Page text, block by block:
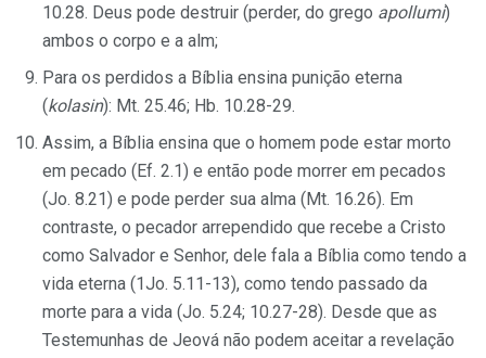
10.28. Deus pode destruir (perder, do grego apollumi)
ambos o corpo e a alm;
Para os perdidos a Bíblia ensina punição eterna
(kolasin): Mt. 25.46; Hb. 10.28-29.
Assim, a Bíblia ensina que o homem pode estar morto
em pecado (Ef. 2.1) e então pode morrer em pecados
(Jo. 8.21) e pode perder sua alma (Mt. 16.26). Em
contraste, o pecador arrependido que recebe a Cristo
como Salvador e Senhor, dele fala a Bíblia como tendo a
vida eterna (1Jo. 5.11-13), como tendo passado da
morte para a vida (Jo. 5.24; 10.27-28). Desde que as
Testemunhas de Jeová não podem aceitar a revelação